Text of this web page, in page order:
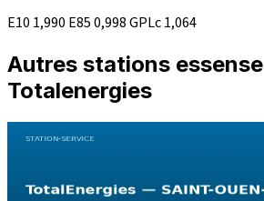
E10 1,990 E850,998GPLc1,064
Autres stations essense
Totalenergies